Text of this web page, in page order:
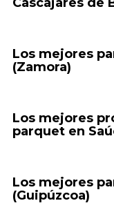
Los mejores
(Zamora)
Los mejores
parquet en
Los mejores
(Guipúzcoa)